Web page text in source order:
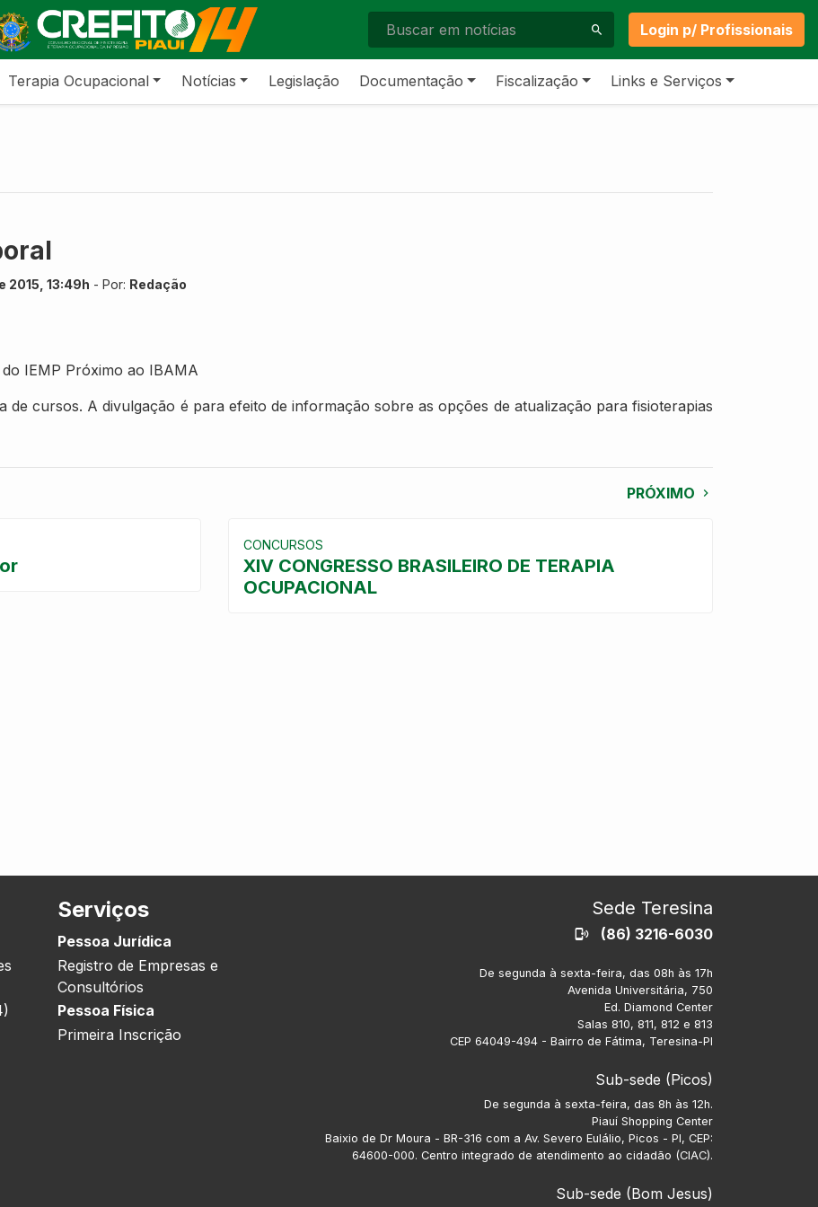
Login p/ Profissionais
Terapia Ocupacional Notícias Legislação Documentação Fiscalização Links e Serviços
2015, 13:49h - Por: Redação
IEMP Próximo ao IBAMA
de cursos. A divulgação é para efeito de informação sobre as opções de atualização para fisioterapias
PRÓXIMO
CONCURSOS
XIV CONGRESSO BRASILEIRO DE TERAPIA
OCUPACIONAL
Serviços
Pessoa Jurídica
Registro de Empresas e
Consultórios
Pessoa Física
Primeira Inscrição
Sede Teresina
(86) 3216-6030
De segunda à sexta-feira, das 08h às 17h
Avenida Universitária, 750
Ed. Diamond Center
Salas 810, 811, 812 e 813
CEP 64049-494 - Bairro de Fátima, Teresina-PI
Sub-sede (Picos)
De segunda à sexta-feira, das 8h às 12h.
Piauí Shopping Center
Baixio de Dr Moura - BR-316 com a Av. Severo Eulálio, Picos - PI, CEP:
64600-000. Centro integrado de atendimento ao cidadão (CIAC).
Sub-sede (Bom Jesus)